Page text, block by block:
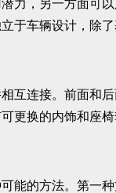
力，另一方面
车辆设计，除
互连接。前面
换的内饰和座
能的方法。第一